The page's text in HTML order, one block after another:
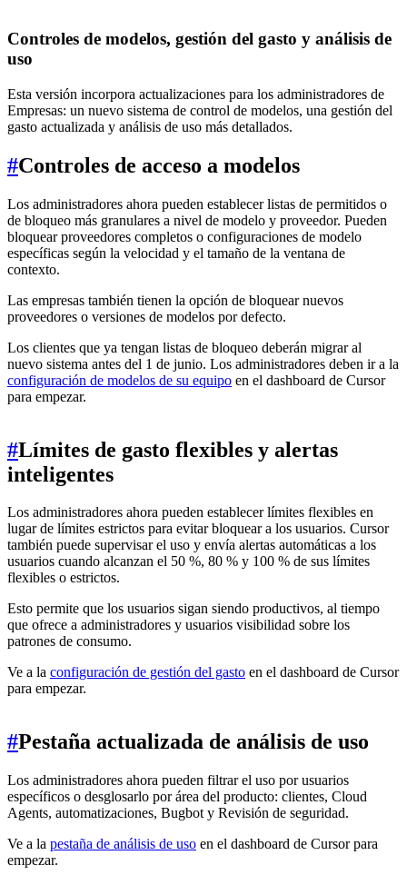
Controles de modelos, gestión del gasto y análisis de
uso
Esta versión incorpora actualizaciones para los administradores de
Empresas: un nuevo sistema de control de modelos, una gestión del
gasto actualizada y análisis de uso más detallados.
#Controles de acceso a modelos
Los administradores ahora pueden establecer listas de permitidos o
de bloqueo más granulares a nivel de modelo y proveedor. Pueden
bloquear proveedores completos o configuraciones de modelo
específicas según la velocidad y el tamaño de la ventana de
contexto.
Las empresas también tienen la opción de bloquear nuevos
proveedores o versiones de modelos por defecto.
Los clientes que ya tengan listas de bloqueo deberán migrar al
nuevo sistema antes del 1 de junio. Los administradores deben ir a la
configuración de modelos de su equipo en el dashboard de Cursor
para empezar.
#Límites de gasto flexibles y alertas
inteligentes
Los administradores ahora pueden establecer límites flexibles en
lugar de límites estrictos para evitar bloquear a los usuarios. Cursor
también puede supervisar el uso y envía alertas automáticas a los
usuarios cuando alcanzan el 50 %, 80 % y 100 % de sus límites
flexibles o estrictos.
Esto permite que los usuarios sigan siendo productivos, al tiempo
que ofrece a administradores y usuarios visibilidad sobre los
patrones de consumo.
Ve a la configuración de gestión del gasto en el dashboard de Cursor
para empezar.
#Pestaña actualizada de análisis de uso
Los administradores ahora pueden filtrar el uso por usuarios
específicos o desglosarlo por área del producto: clientes, Cloud
Agents, automatizaciones, Bugbot y Revisión de seguridad.
Ve a la pestaña de análisis de uso en el dashboard de Cursor para
empezar.